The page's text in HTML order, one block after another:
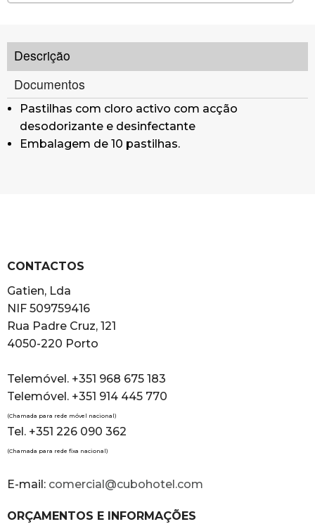
Descrição
Documentos
Pastilhas com cloro activo com acção
desodorizante e desinfectante
Embalagem de 10 pastilhas.
CONTACTOS
Gatien, Lda
NIF 509759416
Rua Padre Cruz, 121
4050-220 Porto
Telemóvel. +351 968 675 183
Telemóvel. +351 914 445 770
(Chamada para rede móvel nacional)
Tel. +351 226 090 362
(Chamada para rede fixa nacional)
E-mail: comercial@cubohotel.com
ORÇAMENTOS E INFORMAÇÕES